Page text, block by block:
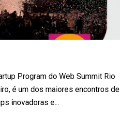
Program do Web Summit Rio
é um dos maiores encontros de
inovadoras e...